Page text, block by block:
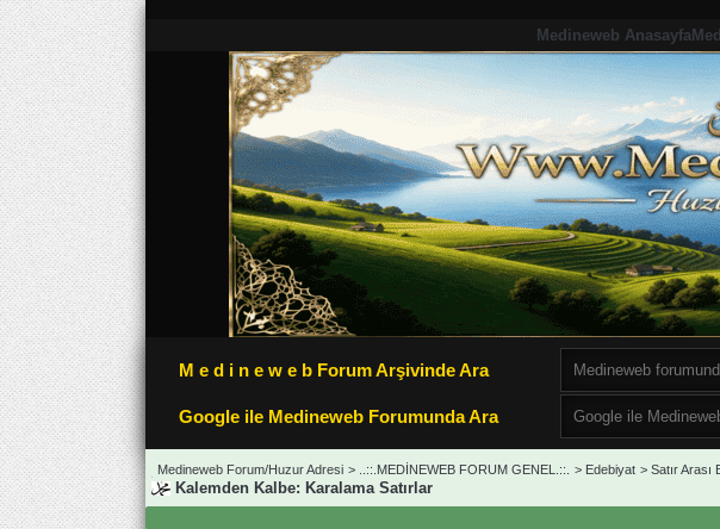
Medineweb Anasayfa
M e d i n e w e b Forum Arşivinde Ara
Google ile Medineweb Forumunda Ara
Medineweb Forum/Huzur Adresi > ..::.MEDİNEWEB FORUM GENEL.::. > Edebiyat > Satır Arası
Kalemden Kalbe: Karalama Satırlar